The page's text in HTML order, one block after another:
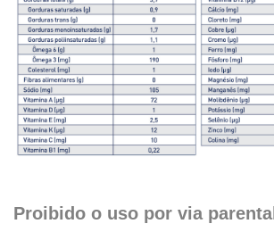
Proibido o uso por via parental